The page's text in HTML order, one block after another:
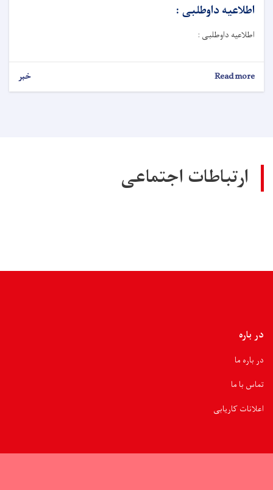
اطلاعیه داوطلبی :
اطلاعیه داوطلبی :
Read more
اطلاعیه
خبر
ارتباطات اجتماعی
در باره
در باره ما
تماس با ما
اعلانات کاریابی